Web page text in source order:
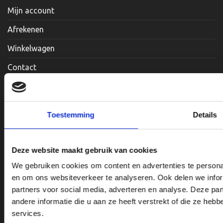
Toestemming Details
Deze website maakt gebruik van cookies
We gebruiken cookies om content en advertenties te
en om ons websiteverkeer te analyseren. Ook delen we
partners voor social media, adverteren en analyse. Deze
andere informatie die u aan ze heeft verstrekt of die ze
services.
Mijn account
Afrekenen
Winkelwagen
Contact
Informatie
Veelgestelde Vragen
Levertijd & Verzendmethodes
Algemene Voorwaarden
Blog